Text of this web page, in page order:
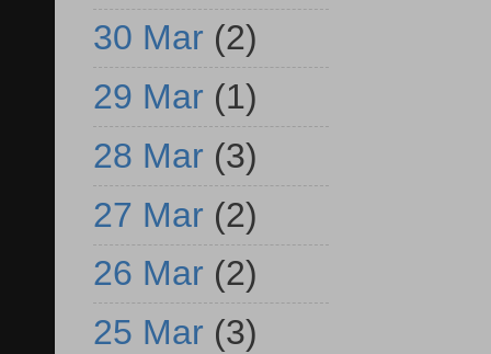
30 Mar (2)
29 Mar (1)
28 Mar (3)
27 Mar (2)
26 Mar (2)
25 Mar (3)